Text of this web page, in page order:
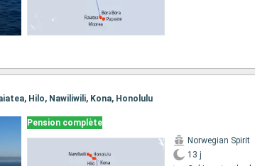
Hilo, Nawiliwili, Kona, Honolulu
Pension complète
Norwegian Spirit
13 j